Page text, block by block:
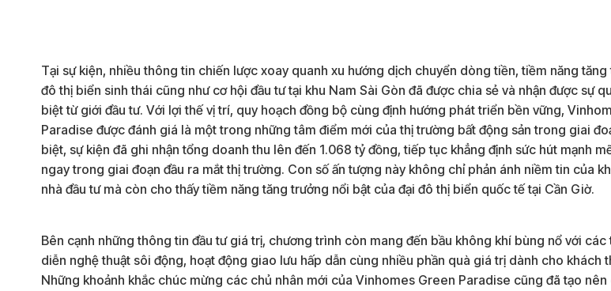
Tại sự kiện, nhiều thông tin chiến lược xoay quanh xu hướng dịch chuyển dòng tiền, tiềm năng
đô thị biển sinh thái cũng như cơ hội đầu tư tại khu Nam Sài Gòn đã được chia sẻ và nhận được sự
biệt từ giới đầu tư. Với lợi thế vị trí, quy hoạch đồng bộ cùng định hướng phát triển bền vững,
Paradise được đánh giá là một trong những tâm điểm mới của thị trường bất động sản trong giai
biệt, sự kiện đã ghi nhận tổng doanh thu lên đến 1.068 tỷ đồng, tiếp tục khẳng định sức hút mạnh
ngay trong giai đoạn đầu ra mắt thị trường. Con số ấn tượng này không chỉ phản ánh niềm tin của
nhà đầu tư mà còn cho thấy tiềm năng tăng trưởng nổi bật của đại đô thị biển quốc tế tại Cần Giờ.
Bên cạnh những thông tin đầu tư giá trị, chương trình còn mang đến bầu không khí bùng nổ với
diễn nghệ thuật sôi động, hoạt động giao lưu hấp dẫn cùng nhiều phần quà giá trị dành cho khách
Những khoảnh khắc chúc mừng các chủ nhân mới của Vinhomes Green Paradise cũng đã tạo nên